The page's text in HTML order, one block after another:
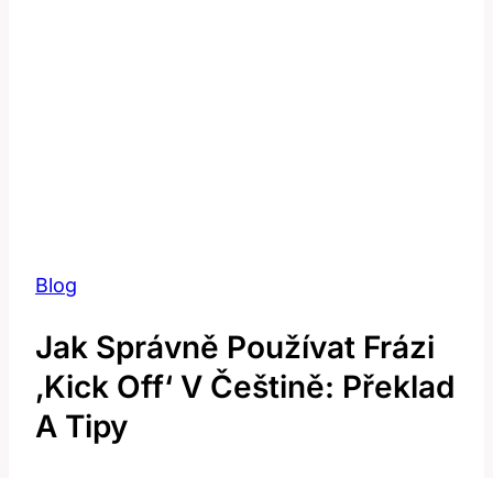
Blog
Jak Správně Používat Frázi
‚kick Off‘ V Češtině: Překlad
A Tipy